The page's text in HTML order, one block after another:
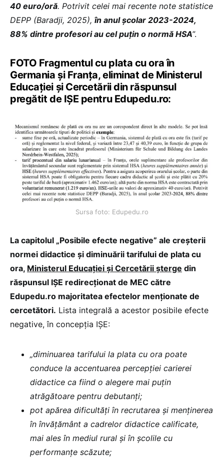
40 euro/oră. Potrivit celei mai recente note statistice
DEPP (Baradji, 2025), în anul școlar 2023-2024,
88% dintre profesori au cel puțin o normă HSA”.
FOTO Fragmentul cu plata cu ora în
Germania și Franța, eliminat de Ministerul
Educației și Cercetării din răspunsul
pregătit de IȘE pentru Edupedu.ro:
Sursa foto: Edupedu.ro
La capitolul „Posibile efecte negative” ale creșterii
normei didactice și diminuării tarifului de plata cu
ora, Ministerul Educației și Cercetării șterge din
răspunsul IȘE redirecționat de MEC către
Edupedu.ro majoritatea efectelor menționate de
cercetători. Lista integrală a acestor posibile efecte
negative, în concepția IȘE:
„diminuarea tarifului la plata cu ora poate
conduce la accentuarea percepției carierei
didactice ca fiind o alegere mai puțin
atrăgătoare pentru debutanți;
pot apărea dificultăți în recrutarea și menținerea
în învățământ a cadrelor didactice calificate,
mai ales în mediul rural și în școlile cu
performanțe scăzute;